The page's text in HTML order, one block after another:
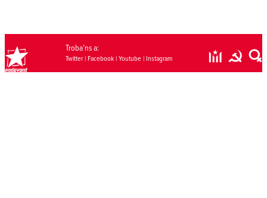
Troba’ns a:
Twitter| Facebook| Youtube| Instagram